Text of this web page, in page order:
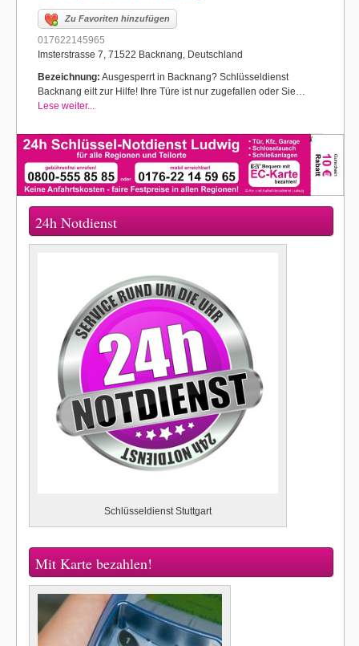
Zu Favoriten hinzufügen
017622145965
Imsterstrasse 7, 71522 Backnang, Deutschland
Bezeichnung: Ausgesperrt in Backnang? Schlüsseldienst
Backnang eilt zur Hilfe! Ihre Türe ist nur zugefallen oder Sie…
Lese weiter...
24h Notdienst
Schlüsseldienst Stuttgart
Mit Karte bezahlen!